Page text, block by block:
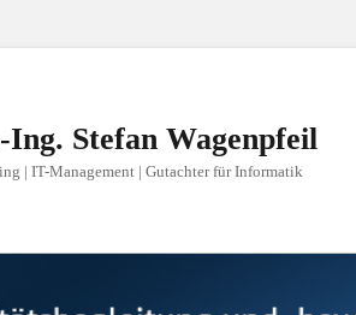
Stefan Wagenpfeil
| IT-Management | Gutachter für Informatik